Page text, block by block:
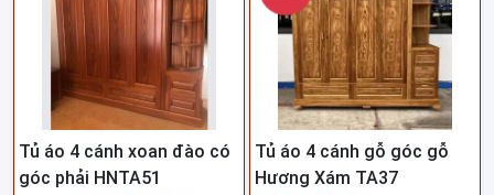
Tủ áo 4 cánh xoan đào có
góc phải HNTA51
Tủ áo 4 cánh gỗ góc gỗ
Hương Xám TA37